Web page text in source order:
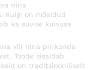
nina
Kuigi on mõeldud
ka suvise kuivuse
või nina piirkonda
Toode sisaldab
on traditsiooniliselt